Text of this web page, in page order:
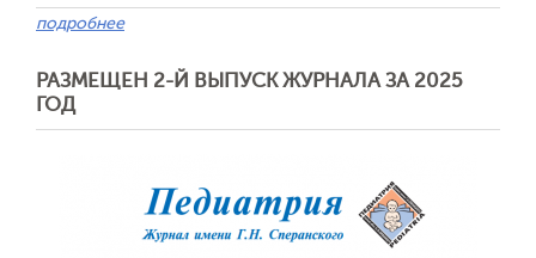
подробнее
РАЗМЕЩЕН 2-Й ВЫПУСК ЖУРНАЛА ЗА 2025
ГОД